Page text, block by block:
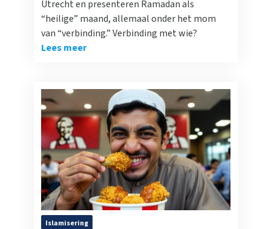
Utrecht en presenteren Ramadan als
“heilige” maand, allemaal onder het mom
van “verbinding.” Verbinding met wie?
Lees meer
Islamisering